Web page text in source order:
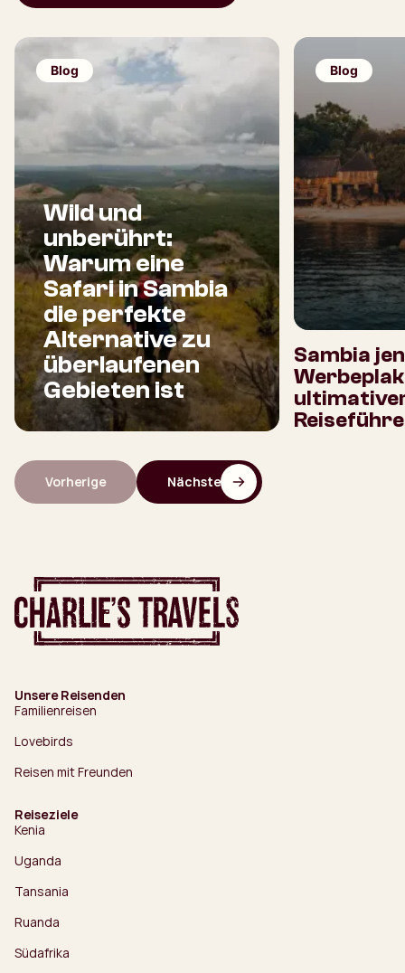
Blog
Wild und
unberührt:
Warum eine
Safari in Sambia
die perfekte
Alternative zu
überlaufenen
Gebieten ist
Blog
Sambia
Vorherige Nächste
Unsere Reisenden
Familienreisen
Lovebirds
Reisen mit Freunden
Reiseziele
Kenia
Uganda
Tansania
Ruanda
Südafrika